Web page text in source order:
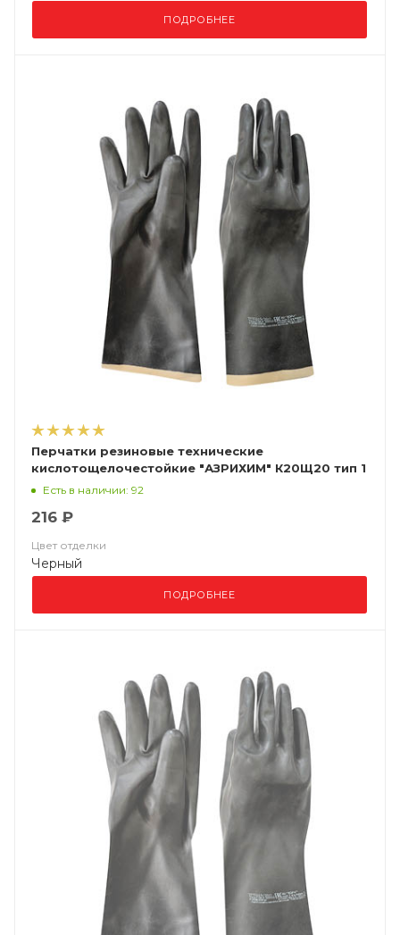
ПОДРОБНЕЕ
Перчатки резиновые технические
кислотощелочестойкие "АЗРИХИМ" К20Щ20 тип 1
Есть в наличии: 92
216 ₽
Цвет отделки
Черный
ПОДРОБНЕЕ